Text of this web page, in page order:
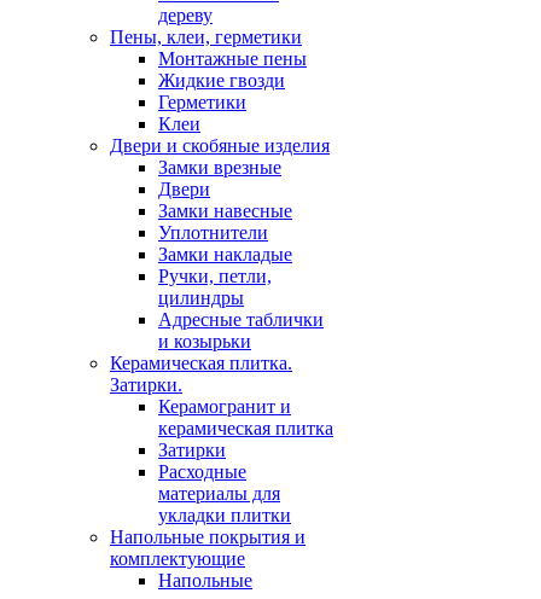
дереву
Пены, клеи, герметики
Монтажные пены
Жидкие гвозди
Герметики
Клеи
Двери и скобяные изделия
Замки врезные
Двери
Замки навесные
Уплотнители
Замки накладые
Ручки, петли,
цилиндры
Адресные таблички
и козырьки
Керамическая плитка.
Затирки.
Керамогранит и
керамическая плитка
Затирки
Расходные
материалы для
укладки плитки
Напольные покрытия и
комплектующие
Напольные